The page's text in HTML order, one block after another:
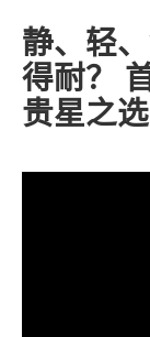
静、轻
得耐？
贵星之选